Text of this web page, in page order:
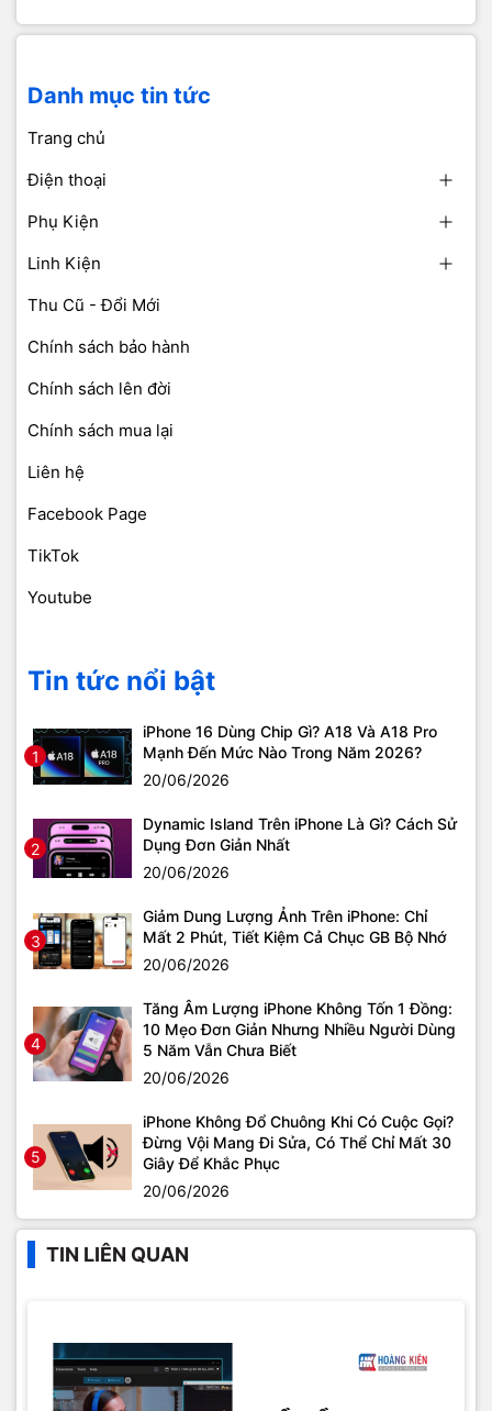
Danh mục tin tức
Trang chủ
Điện thoại
Phụ Kiện
Linh Kiện
Thu Cũ - Đổi Mới
Chính sách bảo hành
Chính sách lên đời
Chính sách mua lại
Liên hệ
Facebook Page
TikTok
Youtube
Tin tức nổi bật
1
iPhone 16 Dùng Chip Gì? A18 Và A18 Pro
Mạnh Đến Mức Nào Trong Năm 2026?
20/06/2026
2
Dynamic Island Trên iPhone Là Gì? Cách Sử
Dụng Đơn Giản Nhất
20/06/2026
3
Giảm Dung Lượng Ảnh Trên iPhone: Chỉ
Mất 2 Phút, Tiết Kiệm Cả Chục GB Bộ Nhớ
20/06/2026
4
Tăng Âm Lượng iPhone Không Tốn 1 Đồng:
10 Mẹo Đơn Giản Nhưng Nhiều Người Dùng
5 Năm Vẫn Chưa Biết
20/06/2026
5
iPhone Không Đổ Chuông Khi Có Cuộc Gọi?
Đừng Vội Mang Đi Sửa, Có Thể Chỉ Mất 30
Giây Để Khắc Phục
20/06/2026
TIN LIÊN QUAN